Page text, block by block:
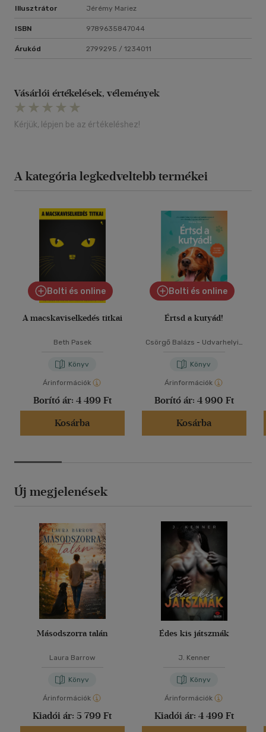
Illusztrátor Jérémy Mariez
ISBN 9789635847044
Árukód 2799295 / 1234011
Vásárlói értékelések, vélemények
Kérjük, lépjen be az értékeléshez!
A kategória legkedveltebb termékei
Bolti és online
A macskaviselkedés titkai
Beth Pasek
Könyv
Árinformációk
Borító ár: 4 499 Ft
Kosárba
Bolti és online
Értsd a kutyád!
Csörgő Balázs - Udvarhelyi-
Könyv
Árinformációk
Borító ár: 4 990 Ft
Kosárba
Új megjelenések
Másodszorra talán
Laura Barrow
Könyv
Árinformációk
Kiadói ár: 5 799 Ft
Édes kis játszmák
J. Kenner
Könyv
Árinformációk
Kiadói ár: 4 499 Ft